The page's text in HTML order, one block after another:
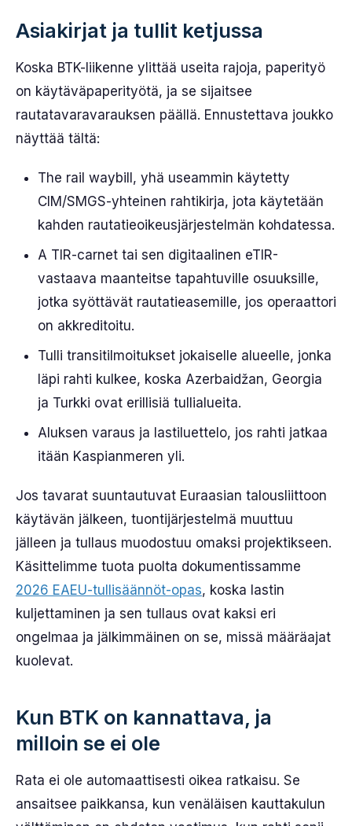
Asiakirjat ja tullit ketjussa
Koska BTK-liikenne ylittää useita rajoja, paperityö
on käytäväpaperityötä, ja se sijaitsee
rautatavaravarauksen päällä. Ennustettava joukko
näyttää tältä:
The rail waybill, yhä useammin käytetty
CIM/SMGS-yhteinen rahtikirja, jota käytetään
kahden rautatieoikeusjärjestelmän kohdatessa.
A TIR-carnet tai sen digitaalinen eTIR-
vastaava maanteitse tapahtuville osuuksille,
jotka syöttävät rautatieasemille, jos operaattori
on akkreditoitu.
Tulli transitilmoitukset jokaiselle alueelle, jonka
läpi rahti kulkee, koska Azerbaidžan, Georgia
ja Turkki ovat erillisiä tullialueita.
Aluksen varaus ja lastiluettelo, jos rahti jatkaa
itään Kaspianmeren yli.
Jos tavarat suuntautuvat Euraasian talousliittoon
käytävän jälkeen, tuontijärjestelmä muuttuu
jälleen ja tullaus muodostuu omaksi projektikseen.
Käsittelimme tuota puolta dokumentissamme
2026 EAEU-tullisäännöt-opas, koska lastin
kuljettaminen ja sen tullaus ovat kaksi eri
ongelmaa ja jälkimmäinen on se, missä määräajat
kuolevat.
Kun BTK on kannattava, ja
milloin se ei ole
Rata ei ole automaattisesti oikea ratkaisu. Se
ansaitsee paikkansa, kun venäläisen kauttakulun